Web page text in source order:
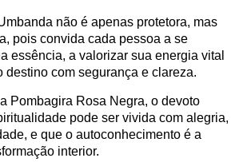
não é apenas protetora, mas
pois convida cada pessoa a se
essência, a valorizar sua energia vital
destino com segurança e clareza.
Pombagira Rosa Negra, o devoto
pode ser vivida com alegria,
e que o autoconhecimento é a
interior.